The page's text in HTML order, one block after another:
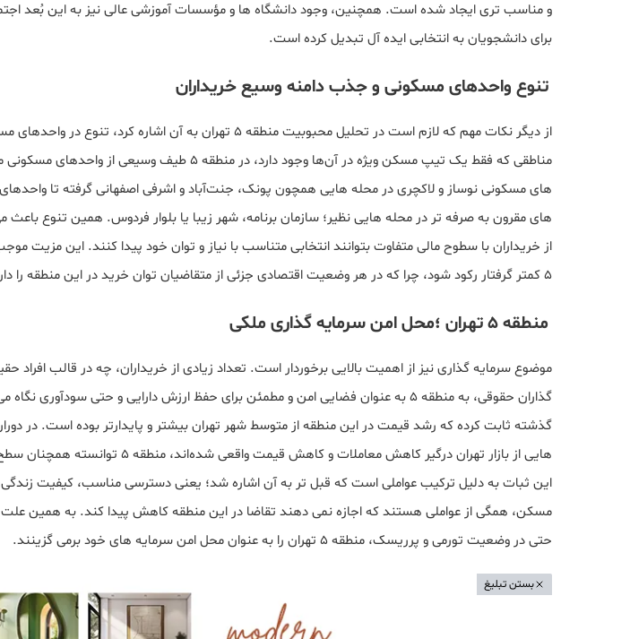
و مناسب تری ایجاد شده است. همچنین، وجود دانشگاه‌ ها و مؤسسات آموزشی عالی نیز به این بُعد
برای دانشجویان به انتخابی ایده آل تبدیل کرده است.
تنوع واحدهای مسکونی و جذب دامنه وسیع خریداران
از دیگر نکات مهم که لازم است در تحلیل محبوبیت منطقه ۵ تهران به آن اشاره
مناطقی که فقط یک تیپ مسکن ویژه در آن‌ها وجود دارد، در منطقه ۵
های مسکونی نوساز و لاکچری در محله‌ هایی همچون پونک، جنت‌آباد و اشرفی اصفهانی گرفته تا
های مقرون به صرفه تر در محله هایی نظیر؛ سازمان برنامه، شهر زیبا یا بلوار فردوس. همین تنوع
از خریداران با سطوح مالی متفاوت بتوانند انتخابی متناسب با نیاز و توان خود پیدا کنند. این مزیت
۵ کمتر گرفتار رکود شود، چرا که در هر وضعیت اقتصادی جزئی از متقاضیان توان خرید در این منطقه را دارند.
منطقه 5 تهران ؛محل امن سرمایه گذاری ملکی
موضوع سرمایه‌ گذاری نیز از اهمیت بالایی برخوردار است. تعداد زیادی از خریداران، چه در قالب افراد
گذاران حقوقی، به منطقه ۵ به عنوان فضایی امن و مطمئن برای حفظ ارزش دارایی و حتی
گذشته ثابت کرده که رشد قیمت در این منطقه از متوسط شهر تهران بیشتر و پایدارتر بوده است. در
هایی از بازار تهران درگیر کاهش معاملات و کاهش
این ثبات به دلیل ترکیب عواملی است که قبل تر به آن اشاره شد؛ یعنی دسترسی مناسب، کیفیت
مسکن، همگی از عواملی هستند که اجازه نمی‌ دهند تقاضا در این منطقه کاهش پیدا کند. به همین علت
حتی در وضعیت تورمی و پرریسک، منطقه ۵ تهران را به عنوان محل امن سرمایه‌ های خود برمی گزینند.
بستن تبلیغ